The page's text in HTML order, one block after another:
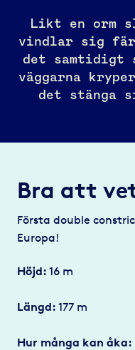
Likt en orm
vindlar sig
det samtidigt
väggarna
det stänga
Bra att
Första double
Europa!
Höjd: 16 m
Längd: 177 m
Hur många kan åka: